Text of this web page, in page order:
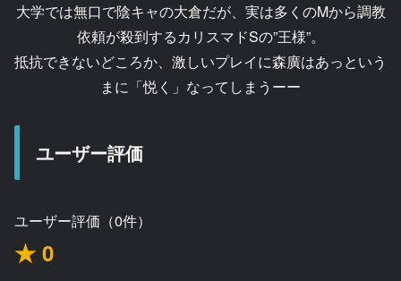
大学では無口で陰キャの大倉だが、実は多くのMから調教
依頼が殺到するカリスマドSの”王様”。
抵抗できないどころか、激しいプレイに森廣はあっという
まに「悦く」なってしまうーー
ユーザー評価
ユーザー評価（0件）
★ 0